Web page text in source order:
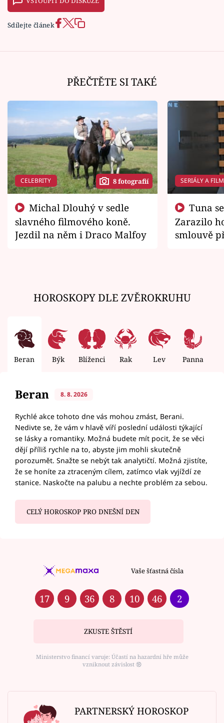
Sdílejte článek
PŘEČTĚTE SI TAKÉ
CELEBRITY 8 fotografií
slavného filmového koně.
Jezdil na něm i Draco Malfoy
SERIÁLY A
Zarazilo
smlouvě
HOROSKOPY DLE ZVĚROKRUHU
Beran Býk Blíženci Rak Lev Panna
Beran 8. 8. 2026
Rychlé akce tohoto dne vás mohou zmást, Berani.
Nedivte se, že vám v hlavě víří poslední události týkající
se lásky a romantiky. Možná budete mít pocit, že se věci
dějí příliš rychle na to, abyste jim mohli skutečně
porozumět. Snažte se nebýt tak analytičtí. Možná zjistíte,
že se honíte za ztraceným cílem, zatímco vlak vyjíždí ze
stanice. Naskočte na palubu a nechte problém za sebou.
CELÝ HOROSKOP PRO DNEŠNÍ DEN
Vaše šťastná čísla
17 9 36 8 10 46 2
ZKUSTE ŠTĚSTÍ
Ministerstvo financí varuje: Účastí na hazardní hře může
vzniknout závislost ⑱
PARTNERSKÝ HOROSKOP